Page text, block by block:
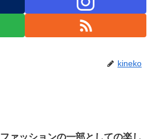
kineko
ファッションの一部としての楽し